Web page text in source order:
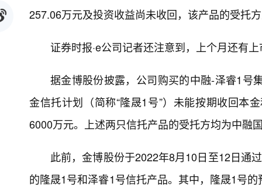
257.06万元及投资收益尚未收回，该产品的受托
证券时报·e公司记者还注意到，上个月还有
据金博股份披露，公司购买的中融-泽睿1号
金信托计划（简称“隆晟1号”）未能按期收回本
6000万元。上述两只信托产品的受托方均为中融
此前，金博股份于2022年8月10日至12日通
的隆晟1号和泽睿1号信托产品。其中，隆晟1号